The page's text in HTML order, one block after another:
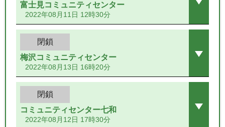
富士見コミュニティセンター
2022年08月11日 12時30分
閉鎖
梅沢コミュニティセンター
2022年08月13日 16時20分
閉鎖
コミュニティセンター七和
2022年08月12日 17時30分